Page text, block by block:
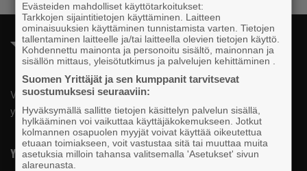
Valtakunnallista, alueellista ja paikallista vaikuttamista pk-
yrittäjien puolesta.
Yhteystiedot
Evästeiden mahdolliset käyttötarkoitukset:
Tarkkojen sijaintitietojen käyttäminen. Laitteen
ominaisuuksien käyttäminen tunnistamista varten. Tietojen
tallentaminen laitteelle ja/tai laitteella olevien tietojen käyttö.
Kohdennettu mainonta ja personoitu sisältö, mainonnan ja
sisällön mittaus, yleisötutkimus ja palvelujen kehittäminen .
Suomen Yrittäjät ja sen kumppanit tarvitsevat
suostumuksesi seuraaviin:
Hyväksymällä sallitte tietojen käsittelyn palvelun sisällä,
hylkääminen voi vaikuttaa käyttäjäkokemukseen. Jotkut
kolmannen osapuolen myyjät voivat käyttää oikeutettua
etuaan toimiakseen, voit vastustaa sitä tai muuttaa muita
asetuksia milloin tahansa valitsemalla 'Asetukset' sivun
alareunasta.